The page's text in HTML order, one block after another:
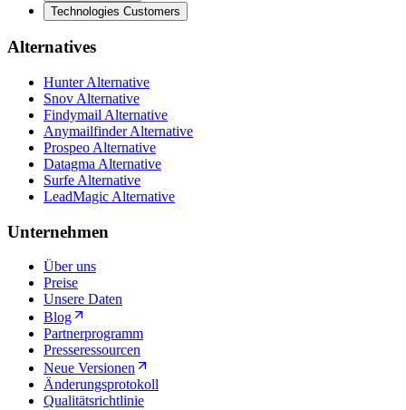
Technologies Customers
Alternatives
Hunter Alternative
Snov Alternative
Findymail Alternative
Anymailfinder Alternative
Prospeo Alternative
Datagma Alternative
Surfe Alternative
LeadMagic Alternative
Unternehmen
Über uns
Preise
Unsere Daten
Blog
Partnerprogramm
Presseressourcen
Neue Versionen
Änderungsprotokoll
Qualitätsrichtlinie